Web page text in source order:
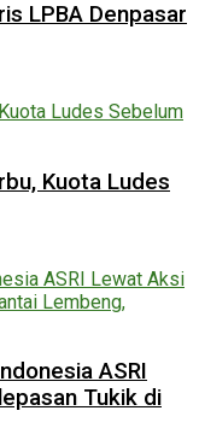
LPBA Denpasar
Kuota Ludes
ASRI
Tukik di